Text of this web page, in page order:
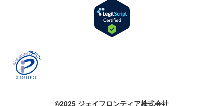
©2025 ジェイフロンティア株式会社